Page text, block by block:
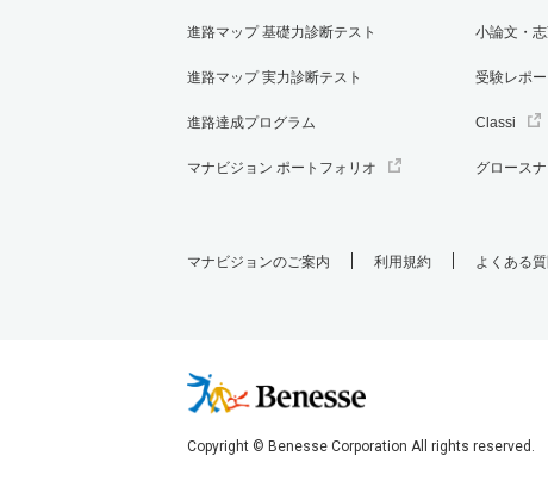
進路マップ 基礎力診断テスト
進路マップ 実力診断テスト
進路達成プログラム
マナビジョン ポートフォリオ
小論文・
受験レポ
Classi
グロース
マナビジョンのご案内 利用規約 よくある
Copyright © Benesse Corporation All rights reserved.